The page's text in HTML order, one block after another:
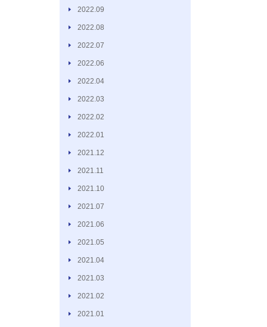
2022.09
2022.08
2022.07
2022.06
2022.04
2022.03
2022.02
2022.01
2021.12
2021.11
2021.10
2021.07
2021.06
2021.05
2021.04
2021.03
2021.02
2021.01